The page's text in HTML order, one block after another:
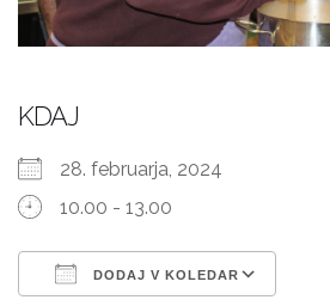
KDAJ
28. februarja, 2024
10.00 - 13.00
DODAJ V KOLEDAR